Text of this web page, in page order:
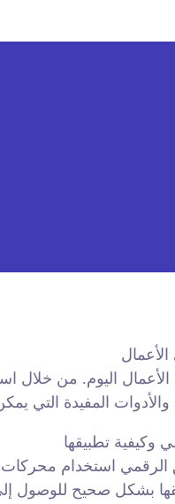
اليوم. من خلال
الرقمي استخدام
بشكل صحيح